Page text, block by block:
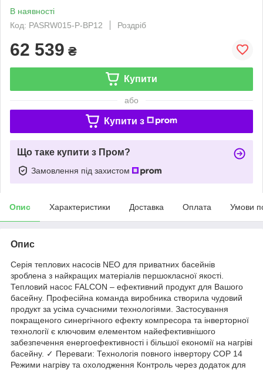
В наявності
Код: PASRW015-P-BP12
Роздріб
62 539 ₴
Купити
або
Купити з
Що таке купити з Пром?
Замовлення під захистом
Опис Характеристики Доставка Оплата Умови
Опис
Серія теплових насосів NEO для приватних басейнів
зроблена з найкращих матеріалів першокласної якості.
Тепловий насос FALCON – ефективний продукт для Вашого
басейну. Професійна команда виробника створила чудовий
продукт за усіма сучасними технологіями. Застосування
покращеного синергічного ефекту компресора та інверторної
технології є ключовим елементом найефективнішого
забезпечення енергоефективності і більшої економії на нагріві
басейну. ✓ Переваги: Технологія повного інвертору COP 14
Режими нагріву та охолодження Контроль через додаток для